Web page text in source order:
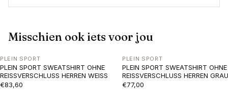
Misschien ook iets voor jou
PLEIN SPORT
PLEIN SPORT SWEATSHIRT OHNE
REISSVERSCHLUSS HERREN WEISS
€83,60
PLEIN SPORT
PLEIN SPORT SWEATSHIRT OHNE
REISSVERSCHLUSS HERREN GRAU
€77,00